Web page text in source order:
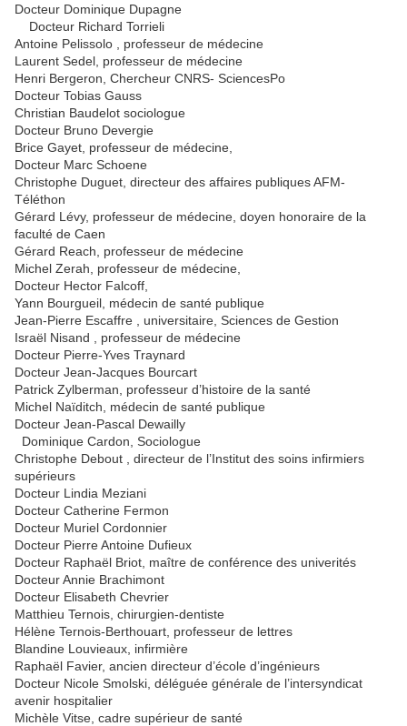
Docteur Dominique Dupagne
Docteur Richard Torrieli
Antoine Pelissolo , professeur de médecine
Laurent Sedel, professeur de médecine
Henri Bergeron, Chercheur CNRS- SciencesPo
Docteur Tobias Gauss
Christian Baudelot sociologue
Docteur Bruno Devergie
Brice Gayet, professeur de médecine,
Docteur Marc Schoene
Christophe Duguet, directeur des affaires publiques AFM-
Téléthon
Gérard Lévy, professeur de médecine, doyen honoraire de la
faculté de Caen
Gérard Reach, professeur de médecine
Michel Zerah, professeur de médecine,
Docteur Hector Falcoff,
Yann Bourgueil, médecin de santé publique
Jean-Pierre Escaffre , universitaire, Sciences de Gestion
Israël Nisand , professeur de médecine
Docteur Pierre-Yves Traynard
Docteur Jean-Jacques Bourcart
Patrick Zylberman, professeur d’histoire de la santé
Michel Naïditch, médecin de santé publique
Docteur Jean-Pascal Dewailly
Dominique Cardon, Sociologue
Christophe Debout , directeur de l’Institut des soins infirmiers
supérieurs
Docteur Lindia Meziani
Docteur Catherine Fermon
Docteur Muriel Cordonnier
Docteur Pierre Antoine Dufieux
Docteur Raphaël Briot, maître de conférence des univerités
Docteur Annie Brachimont
Docteur Elisabeth Chevrier
Matthieu Ternois, chirurgien-dentiste
Hélène Ternois-Berthouart, professeur de lettres
Blandine Louvieaux, infirmière
Raphaël Favier, ancien directeur d’école d’ingénieurs
Docteur Nicole Smolski, déléguée générale de l’intersyndicat
avenir hospitalier
Michèle Vitse, cadre supérieur de santé